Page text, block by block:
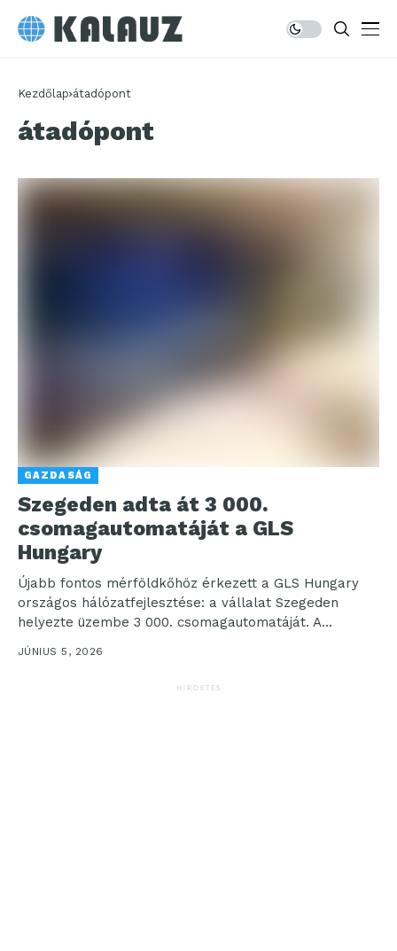
Kezdőlap átadópont
átadópont
GAZDASÁG
Szegeden adta át 3 000.
csomagautomatáját a GLS
Hungary
Újabb fontos mérföldkőhöz érkezett a GLS Hungary
országos hálózatfejlesztése: a vállalat Szegeden
helyezte üzembe 3 000. csomagautomatáját. A
fejlesztés jól mutatja a hazai...
JÚNIUS 5, 2026
HIRDETÉS